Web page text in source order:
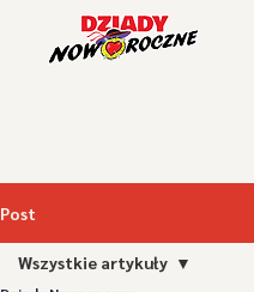
Post
Wszystkie artykuły